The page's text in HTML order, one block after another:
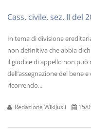
Cass. civile, sez. II del
In tema di divisione
non definitiva che abbia
il giudice di appello non
dell’assegnazione del bene
ricorrendo...
Redazione WikiJus I 15/